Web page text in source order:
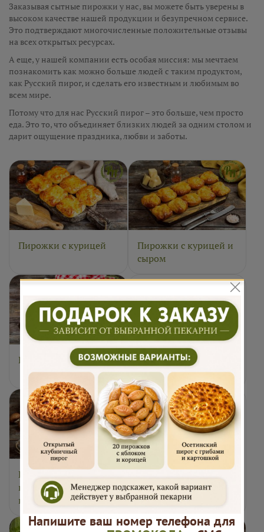
Заказывая сытные пирожки у нас, вы можете быть уверены в
высоком качестве нашей продукции и безупречном сервисе.
Это подтверждают многочисленные положительные отзывы
на всех открытых ресурсах.
А еще, у нашей компании есть особая миссия: мы мечтаем
познакомить как можно больше людей с таким продуктом,
как Русский пирог, и сделать его известным и любимым во
всем мире.
Потому что для нас Русский пирог – это больше, чем просто
еда. Это то, что объединяет близких людей за одним столом и
дарит ощущение праздника, любви и заботы.
Пирожки с курицей
Пирожки с курицей и
сыром
Пирожки с мясом
Пирожки с луком и
яйцом
Пирожки с
картофелем и
грибами
яйцом
Напишите ваш номер телефона для